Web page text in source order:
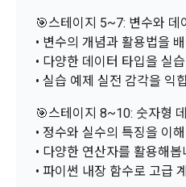
동일한 용도로 쓰이는 “사이트”
한다.
본 약관은 온라인을 통하여 “회
생한다.
1. "회사"는 이 약관의 내용과 상
명, 사업자등록번호, 연락처 등
산
본인인증, 채용정보 매칭 및 컨
간의 상호 연락, 구매 및 요금 결
방지와 비인가 사용방지
3) 서비스 개발 및 마케팅ㆍ광고
맞춤 서비스 제공, 서비스 안내
규 서비스 개발을 위한 통계 및
🎯스테이지 5~7: 변수와 데
• 변수의 개념과 활용법을
• 다양한 데이터 타입을 실
• 실습 예제 실전 감각을 익
🎯스테이지 8~10: 숫자형
• 정수와 실수의 특징을 이
• 다양한 연산자를 활용해봅
• 파이썬 내장 함수로 고급